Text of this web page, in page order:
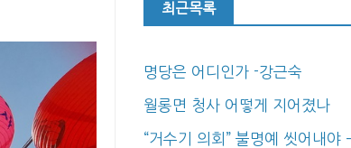
최근목록
명당은 어디인가 -강근숙
월롱면 청사 어떻게 지어졌나
“거수기 의회” 불명예 씻어내야